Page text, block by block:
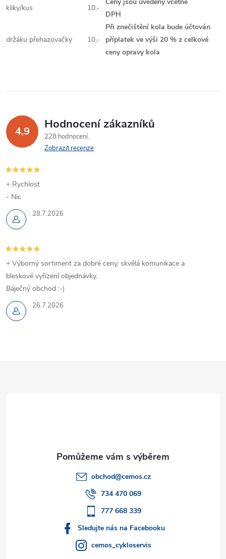
kliky/kus 10,-
DPH
držáku přehazovačky 10,-
Při znečištění kola bude účtován
příplatek ve výši 20 % z celkové
ceny opravy kola
4,9 Hodnocení zákazníků
228 hodnocení
Zobrazit recenze
28.7.2026
+ Rychlost
- Nic
26.7.2026
+ Výborný sortiment za dobré ceny, skvělá komunikace a
bleskové vyřízení objednávky.
Báječný obchod :-)
obchod@cemos.cz
734 470 069
777 668 339
Sledujte nás na Facebooku
cemos_cykloservis